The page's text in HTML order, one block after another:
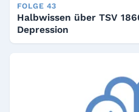
FOLGE 43
Halbwissen über TSV
Depression